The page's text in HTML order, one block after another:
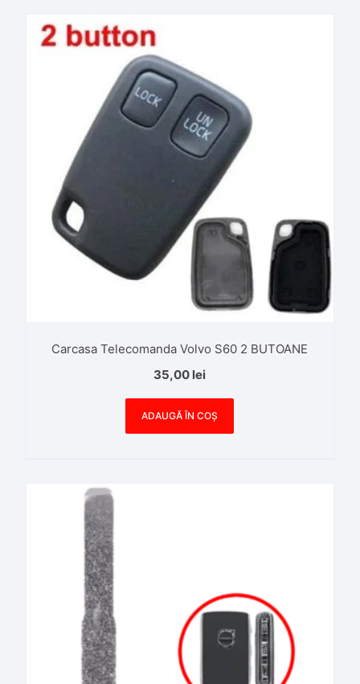
Carcasa Telecomanda Volvo S60 2 BUTOANE
35,00 lei
ADAUGĂ ÎN COȘ